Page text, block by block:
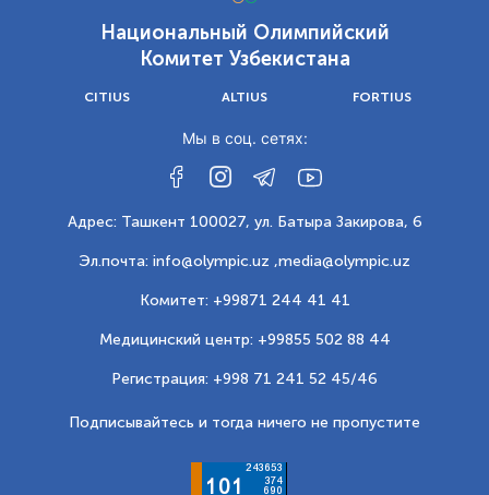
Национальный Олимпийский
Комитет Узбекистана
CITIUS ALTIUS FORTIUS
Мы в соц. сетях:
Адрес: Ташкент 100027, ул. Батыра Закирова, 6
Эл.почта: info@olympic.uz ,media@olympic.uz
Комитет: +99871 244 41 41
Медицинский центр: +99855 502 88 44
Регистрация: +998 71 241 52 45/46
Подписывайтесь и тогда ничего не пропустите